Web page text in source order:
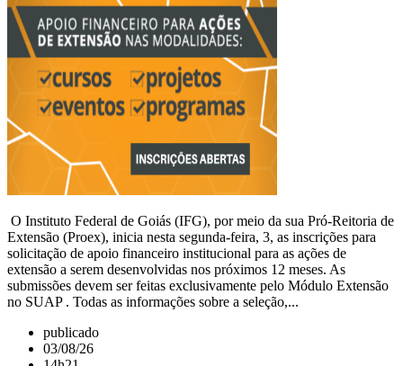
O Instituto Federal de Goiás (IFG), por meio da sua Pró-Reitoria de
Extensão (Proex), inicia nesta segunda-feira, 3, as inscrições para
solicitação de apoio financeiro institucional para as ações de
extensão a serem desenvolvidas nos próximos 12 meses. As
submissões devem ser feitas exclusivamente pelo Módulo Extensão
no SUAP . Todas as informações sobre a seleção,...
publicado
03/08/26